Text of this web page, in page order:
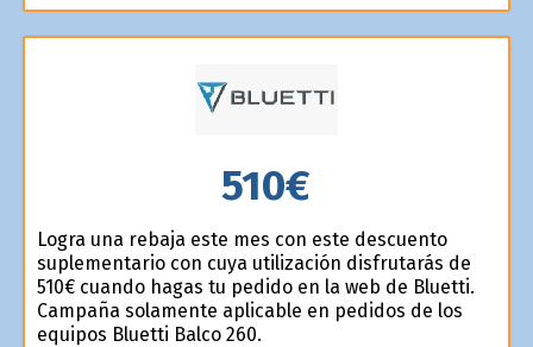
510€
Logra una rebaja este mes con este descuento
suplementario con cuya utilización disfrutarás de
510€ cuando hagas tu pedido en la web de Bluetti.
Campaña solamente aplicable en pedidos de los
equipos Bluetti Balco 260.